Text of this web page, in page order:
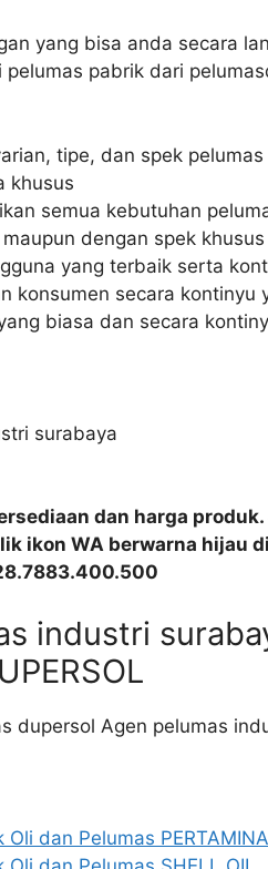
yang bisa anda secara
pelumas pabrik dari
tipe, dan spek
khusus
semua kebutuhan
dengan spek
yang terbaik serta
konsumen secara kontinyu
biasa dan secara
dan harga
ikon WA berwarna hijau
industri
dupersol Agen pelumas
Oli dan Pelumas PERTAMINA